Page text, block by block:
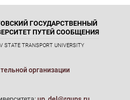
ГОСУДАРСТВЕННЫЙ
ПУТЕЙ СООБЩЕНИЯ
STATE TRANSPORT UNIVERSITY
организации